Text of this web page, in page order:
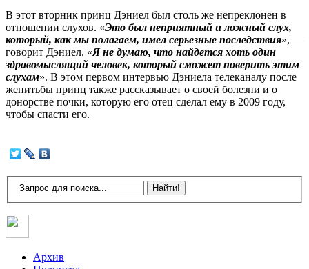
В этот вторник принц Дэниел был столь же непреклонен в
отношении слухов. «Это был неприятный и ложный слух,
который, как мы полагаем, имел серьезные последствия», —
говорит Дэниел. «Я не думаю, что найдется хоть один
здравомыслящий человек, который сможет поверить этим
слухам». В этом первом интервью Дэниела телеканалу после
женитьбы принц также рассказывает о своей болезни и о
донорстве почки, которую его отец сделал ему в 2009 году,
чтобы спасти его.
Архив